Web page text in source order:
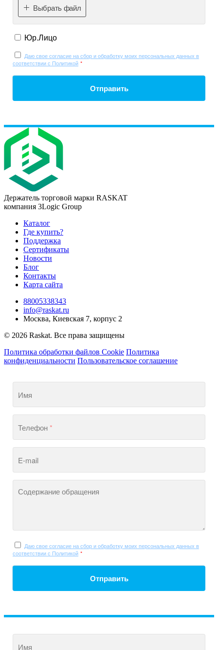
Выбрать файл
Юр.Лицо
Даю свое согласие на сбор и обработку моих персональных данных в
соответствии с Политикой *
Отправить
Держатель торговой марки RASKAT
компания 3Logic Group
Каталог
Где купить?
Поддержка
Сертификаты
Новости
Блог
Контакты
Карта сайта
88005338343
info@raskat.ru
Москва, Киевская 7, корпус 2
© 2026 Raskat. Все права защищены
Политика обработки файлов Cookie Политика
конфиденциальности Пользовательское соглашение
Имя
Телефон*
E-mail
Содержание обращения
Даю свое согласие на сбор и обработку моих персональных данных в
соответствии с Политикой *
Отправить
Имя